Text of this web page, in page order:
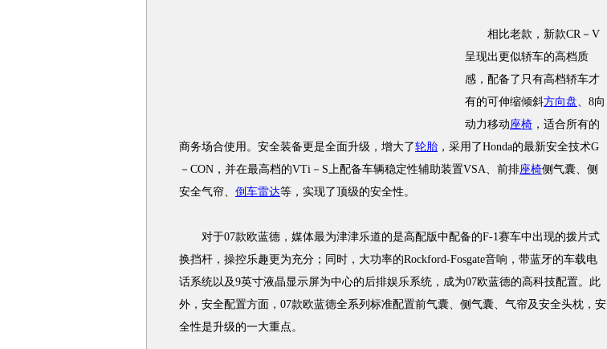
相比老款，新款CR－V
呈现出更似轿车的高档质
感，配备了只有高档轿车才
有的可伸缩倾斜方向盘、8向
动力移动座椅 ，适合所有的
商务场合使用。安全装备更是全面升级，增大了轮胎 ，采用了Honda的最新安全技术G
－CON，并在最高档的VTi－S上配备车辆稳定性辅助装置VSA、前排座椅侧气囊、侧
安全气帘、 倒车雷达等，实现了顶级的安全性。
对于07款欧蓝德，媒体最为津津乐道的是高配版中配备的F-1赛车中出现的拨片式
换挡杆，操控乐趣更为充分；同时，大功率的Rockford-Fosgate音响，带蓝牙的车载电
话系统以及9英寸液晶显示屏为中心的后排娱乐系统，成为07欧蓝德的高科技配置。此
外，安全配置方面，07款欧蓝德全系列标准配置前气囊、侧气囊、气帘及安全头枕，安
全性是升级的一大重点。